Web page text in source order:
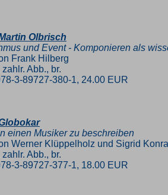
Olbrisch
und Event - Komponieren als
Frank Hilberg
Abb., br.
3-89727-380-1, 24.00 EUR
einen Musiker zu beschreiben
Werner Klüppelholz und Sigrid
Abb., br.
3-89727-377-1, 18.00 EUR